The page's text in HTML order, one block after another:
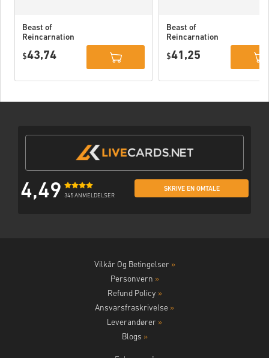
Beast of
Reincarnation
PC (STEAM)
$43,74
Beast of
Reincarnation
$41,25
4,49 345 ANMELDELSER
SKRIVE EN OMTALE
Vilkår Og Betingelser »
Personvern »
Refund Policy »
Ansvarsfraskrivelse »
Leverandører »
Blogs »